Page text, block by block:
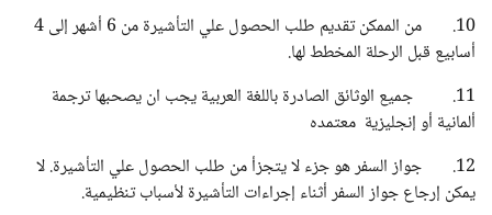
10. من الممكن تقديم طلب الحصول علي التأشيرة من 6 أشهر إلى 4
أسابيع قبل الرحلة المخطط لها.
11. جميع الوثائق الصادرة باللغة العربية يجب ان يصحبها ترجمة
ألمانية أو إنجليزية معتمده
12. جواز السفر هو جزء لا يتجزأ من طلب الحصول علي التأشيرة. لا
يمكن إرجاع جواز السفر أثناء إجراءات التأشيرة لأسباب تنظيمية.